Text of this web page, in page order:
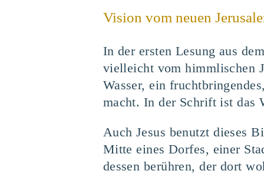
Vision vom neuen
In der ersten Lesung aus
vielleicht vom himmlischen
Wasser, ein
macht. In der Schrift ist das
Auch Jesus benutzt dieses
Mitte eines Dorfes, einer
dessen berühren, der dort